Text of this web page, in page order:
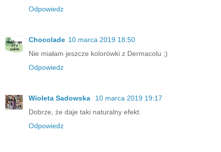
Odpowiedz
Chocolade 10 marca 2019 18:50
Nie miałam jeszcze kolorówki z Dermacolu ;)
Odpowiedz
Wioleta Sadowska
10 marca 2019 19:17
Dobrze, że daje taki naturalny efekt.
Odpowiedz